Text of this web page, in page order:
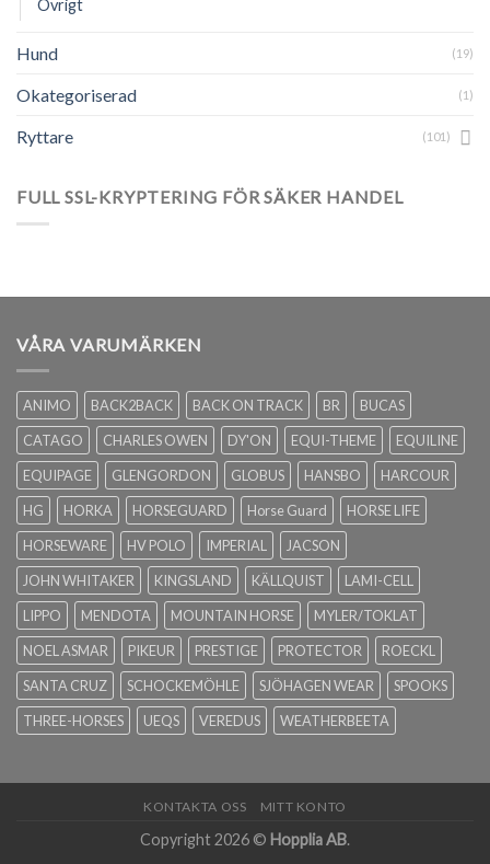
Övrigt
Hund (19)
Okategoriserad (1)
Ryttare (101)
FULL SSL-KRYPTERING FÖR SÄKER HANDEL
VÅRA VARUMÄRKEN
ANIMO BACK2BACK BACK ON TRACK BR
BUCAS
CATAGO
CHARLES OWEN DY'ON EQUI-THEME
EQUILINE
EQUIPAGE
GLENGORDON GLOBUS HANSBO
HARCOUR
HG
HORKA HORSEGUARD Horse Guard
HORSE LIFE
HORSEWARE
HV POLO IMPERIAL
JACSON
JOHN WHITAKER
KINGSLAND KÄLLQUIST
LAMI-CELL
LIPPO
MENDOTA MOUNTAIN HORSE
MYLER/TOKLAT
NOEL ASMAR
PIKEUR PRESTIGE PROTECTOR
ROECKL
SANTA CRUZ
SCHOCKEMÖHLE SJÖHAGEN WEAR
SPOOKS
THREE-HORSES
UEQS VEREDUS WEATHERBEETA
KONTAKTA OSS MITT KONTO
Copyright 2026 © Hopplia AB.